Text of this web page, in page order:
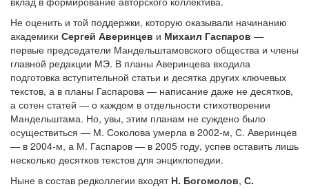
Не оценить и той поддержки, которую оказывали начинанию
академики Сергей Аверинцев и Михаил Гаспаров —
первые председатели Мандельштамовского общества и члены
главной редакции МЭ. В планы Аверинцева входила
подготовка вступительной статьи и десятка других ключевых
текстов, а в планы Гаспарова — написание даже не десятков,
а сотен статей — о каждом в отдельности стихотворении
Мандельштама. Но, увы, этим планам не суждено было
осуществиться — М. Соколова умерла в 2002-м, С. Аверинцев
— в 2004-м, а М. Гаспаров — в 2005 году, успев оставить лишь
несколько десятков текстов для энциклопедии.
Ныне в состав редколлегии входят Н. Богомолов, С.